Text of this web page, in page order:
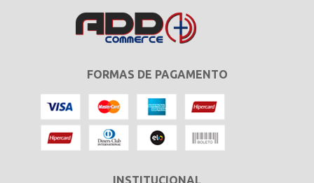
FORMAS DE PAGAMENTO
INSTITUCIONAL